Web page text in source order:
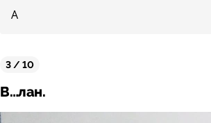
А
3 / 10
В…лан.